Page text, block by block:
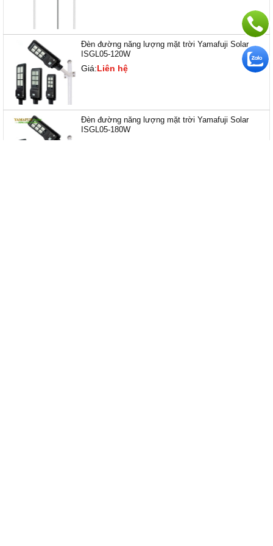
Đèn đường năng lượng mặt trời Yamafuji Solar
ISGL05-120W
Giá:Liên hệ
Đèn đường năng lượng mặt trời Yamafuji Solar
ISGL05-180W